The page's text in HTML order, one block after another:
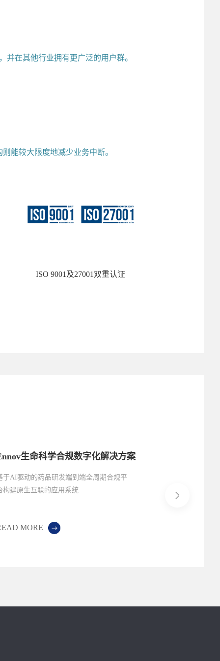
在其他行业拥有更广泛的用户群。
能较大限度地减少业务中断。
ISO 9001及27001双重认证
生命科学合规数字化解决方案
于AI驱动的药品研发端到端全周期合规平
构建原生互联的应用系统
MORE